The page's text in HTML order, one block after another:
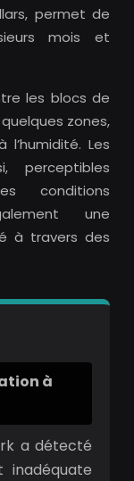
permet de
mois et
les blocs de
zones,
Les
perceptibles
conditions
une
à travers des
à
a détecté